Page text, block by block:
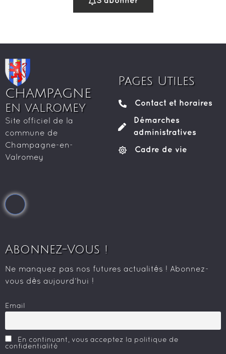
CHAMPAGNE
EN VALROMEY
Site officiel de la
commune de
Champagne-en-
Valromey
Pages Utiles
Contact et horaires
Démarches
administratives
Cadre de vie
Abonnez-Vous !
Ne manquez pas nos futures actualités ! Abonnez-
vous dès aujourd’hui !
Email
En continuant, vous acceptez la politique de
confidentialité